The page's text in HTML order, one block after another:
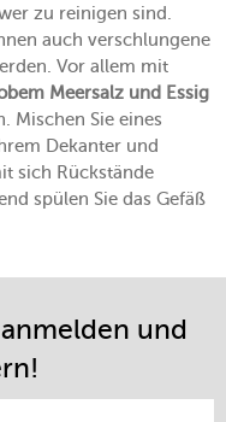
zu reinigen sind.
auch verschlungene
Vor allem mit
Meersalz und Essig
Mischen Sie eines
Dekanter und
sich Rückstände
spülen Sie das Gefäß
und